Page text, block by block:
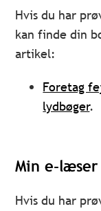
Hvis du har
kan finde din
artikel:
Foretag
lydbøger.
Min e-
Hvis du har